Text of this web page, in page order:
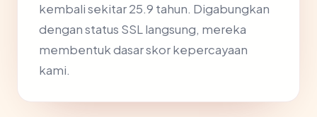
kembali sekitar 25.9 tahun. Digabungkan
dengan status SSL langsung, mereka
membentuk dasar skor kepercayaan
kami.